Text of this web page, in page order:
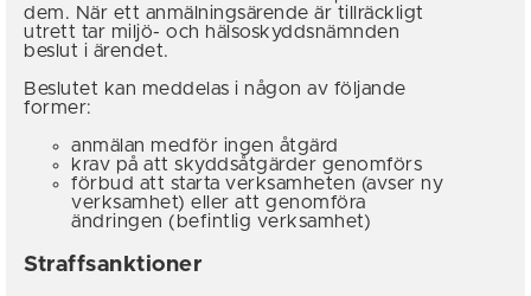
dem. När ett anmälningsärende är tillräckligt
utrett tar miljö- och hälsoskyddsnämnden
beslut i ärendet.
Beslutet kan meddelas i någon av följande
former:
anmälan medför ingen åtgärd
krav på att skyddsåtgärder genomförs
förbud att starta verksamheten (avser ny
verksamhet) eller att genomföra
ändringen (befintlig verksamhet)
Straffsanktioner